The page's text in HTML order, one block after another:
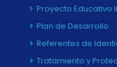
Proyecto Educativo
Plan de Desarrollo
Referentes de
Tratamiento y